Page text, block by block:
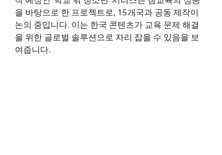
을 바탕으로 한 프로젝트로, 15개국과 공동 제작이
논의 중입니다. 이는 한국 콘텐츠가 교육 문제 해결
을 위한 글로벌 솔루션으로 자리 잡을 수 있음을 보
여줍니다.